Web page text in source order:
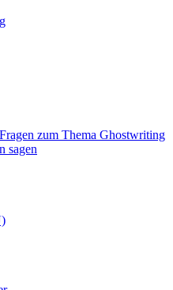
zum Thema Ghostwriting
sagen